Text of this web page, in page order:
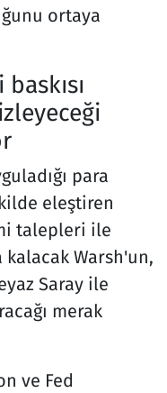
ortaya
para
eleştiren
talepleri ile
Warsh'un,
Saray ile
merak
ve Fed